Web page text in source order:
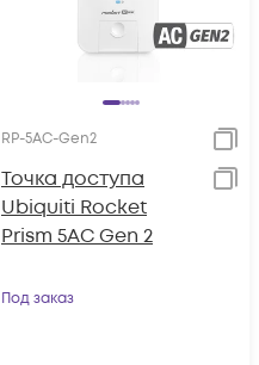
RP-5AC-Gen2
Toчка доступа
Ubiquiti Rocket
Prism 5AC Gen 2
Под заказ